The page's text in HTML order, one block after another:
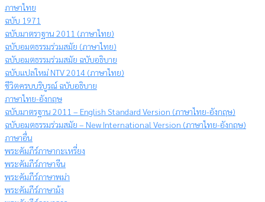
ภาษาไทย
ฉบับ 1971
ฉบับมาตราฐาน 2011 (ภาษาไทย)
ฉบับอมตธรรมร่วมสมัย (ภาษาไทย)
ฉบับอมตธรรมร่วมสมัย ฉบับอธิบาย
ฉบับแปลใหม่ NTV 2014 (ภาษาไทย)
ชีวิตครบบริบูรณ์ ฉบับอธิบาย
ภาษาไทย-อังกฤษ
ฉบับมาตรฐาน 2011 – English Standard Version (ภาษาไทย-อังกฤษ)
ฉบับอมตธรรมร่วมสมัย – New International Version (ภาษาไทย-อังกฤษ)
ภาษาอื่น
พระคัมภีร์ภาษากะเหรี่ยง
พระคัมภีร์ภาษาจีน
พระคัมภีร์ภาษาพม่า
พระคัมภีร์ภาษาม้ง